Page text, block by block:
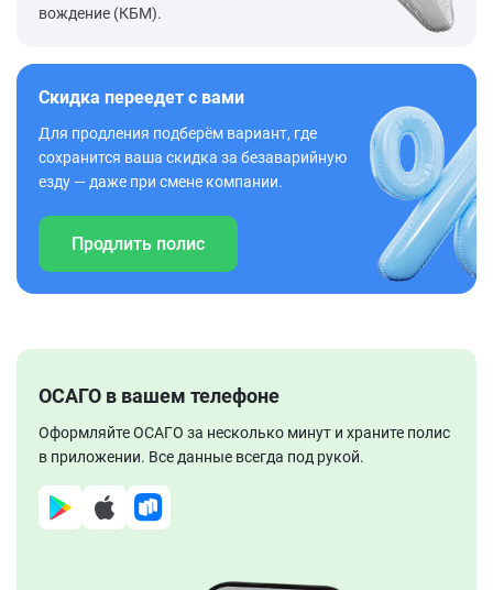
вождение (КБМ).
Скидка переедет с вами
Для продления подберём вариант, где
сохранится ваша скидка за безаварийную
езду — даже при смене компании.
Продлить полис
ОСАГО в вашем телефоне
Оформляйте ОСАГО за несколько минут и храните полис
в приложении. Все данные всегда под рукой.